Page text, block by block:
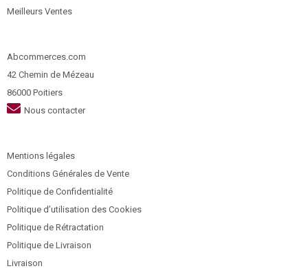
Meilleurs Ventes
Abcommerces.com
42 Chemin de Mézeau
86000 Poitiers
Nous contacter
Mentions légales
Conditions Générales de Vente
Politique de Confidentialité
Politique d’utilisation des Cookies
Politique de Rétractation
Politique de Livraison
Livraison